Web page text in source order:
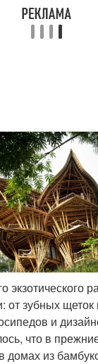
экзотического
от зубных
и
что в
домах из